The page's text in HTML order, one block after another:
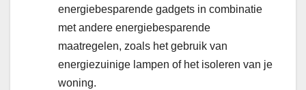
energiebesparende gadgets in combinatie
met andere energiebesparende
maatregelen, zoals het gebruik van
energiezuinige lampen of het isoleren van je
woning.